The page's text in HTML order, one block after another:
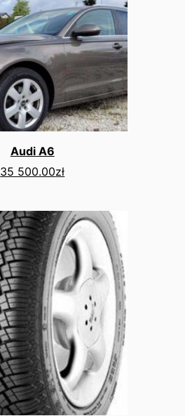
Audi A6
35 500.00zł